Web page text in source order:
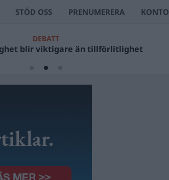
STÖD OSS PRENUMERERA KONTO
DEBATT
blir viktigare än tillförlitlighet
VECKANS VÄRSTA
Ulf Kristerssons fotosessioner?